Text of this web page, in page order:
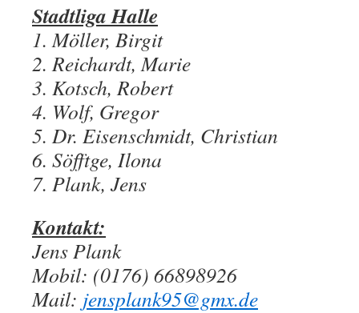
Stadtliga Halle
1. Möller, Birgit
2. Reichardt, Marie
3. Kotsch, Robert
4. Wolf, Gregor
5. Dr. Eisenschmidt, Christian
6. Söfftge, Ilona
7. Plank, Jens
Kontakt:
Jens Plank
Mobil: (0176) 66898926
Mail: jensplank95@gmx.de